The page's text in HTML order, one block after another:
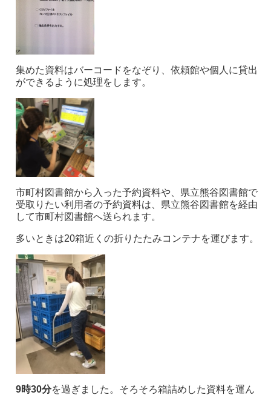
集めた資料はバーコードをなぞり、依頼館や個人に貸出
ができるように処理をします。
市町村図書館から入った予約資料や、県立熊谷図書館で
受取りたい利用者の予約資料は、県立熊谷図書館を経由
して市町村図書館へ送られます。
多いときは20箱近くの折りたたみコンテナを運びます。
9時30分を過ぎました。そろそろ箱詰めした資料を運ん